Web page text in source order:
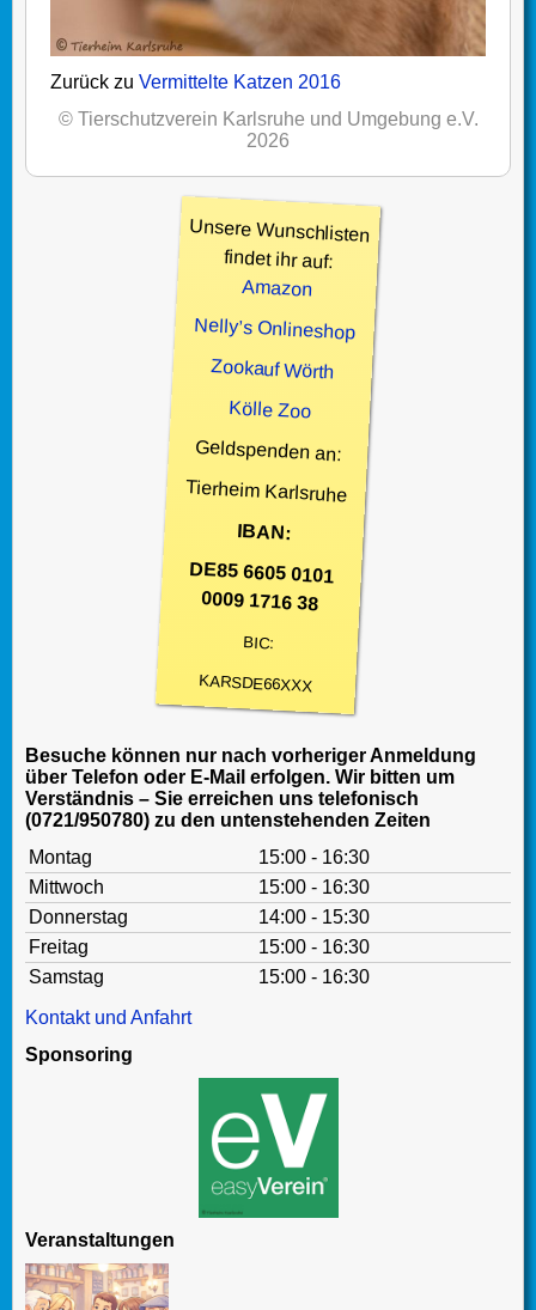
Zurück zu Vermittelte Katzen 2016
© Tierschutzverein Karlsruhe und Umgebung e.V.
2026
Unsere Wunschlisten
findet ihr auf:
Amazon
Nelly’s Onlineshop
Zookauf Wörth
Kölle Zoo
Geldspenden an:
Tierheim Karlsruhe
IBAN:
DE85 6605 0101
0009 1716 38
BIC:
KARSDE66XXX
Besuche können nur nach vorheriger Anmeldung
über Telefon oder E-Mail erfolgen. Wir bitten um
Verständnis – Sie erreichen uns telefonisch
(0721/950780) zu den untenstehenden Zeiten
Montag
15:00 - 16:30
Mittwoch
15:00 - 16:30
Donnerstag
14:00 - 15:30
Freitag
15:00 - 16:30
Samstag
15:00 - 16:30
Kontakt und Anfahrt
Sponsoring
Veranstaltungen